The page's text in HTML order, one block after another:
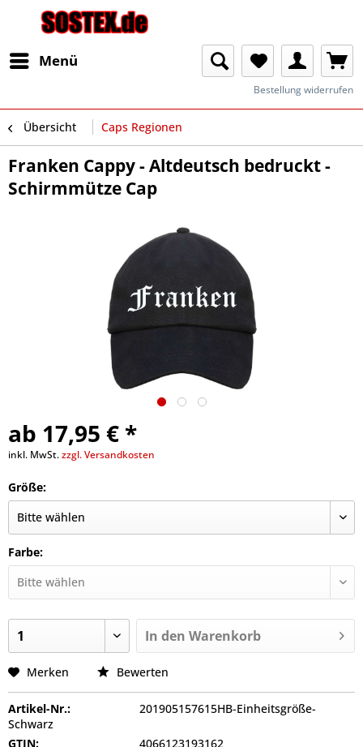
Menü
Bestellung widerrufen
Übersicht Caps Regionen
Franken Cappy - Altdeutsch bedruckt -
Schirmmütze Cap
ab 17,95 € *
inkl. MwSt.zzgl. Versandkosten
Größe:
Farbe:
In den Warenkorb
Merken Bewerten
Artikel-Nr.:
201905157615HB-Einheitsgröße-
Schwarz
GTIN:
4066123193162